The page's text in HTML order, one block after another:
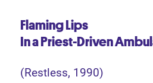
Flaming Lips
In a Priest-Driven
(Restless, 1990)